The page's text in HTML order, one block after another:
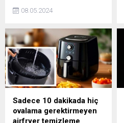
İbrahim Oktuganı silahla
uyruklu Y.K tutuklandı.
08.05.2024
Sadece 10 dakikada hiç
ovalama gerektirmeyen
airfryer temizleme